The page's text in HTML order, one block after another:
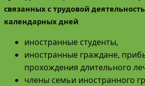
связанных с трудовой
календарных дней
иностранные студенты,
иностранные граждане,
прохождения длительного
члены семьи иностранного